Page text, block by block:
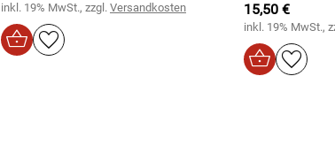
inkl. 19% MwSt., zzgl. Versandkosten 15,50 €
inkl. 19% MwSt.,